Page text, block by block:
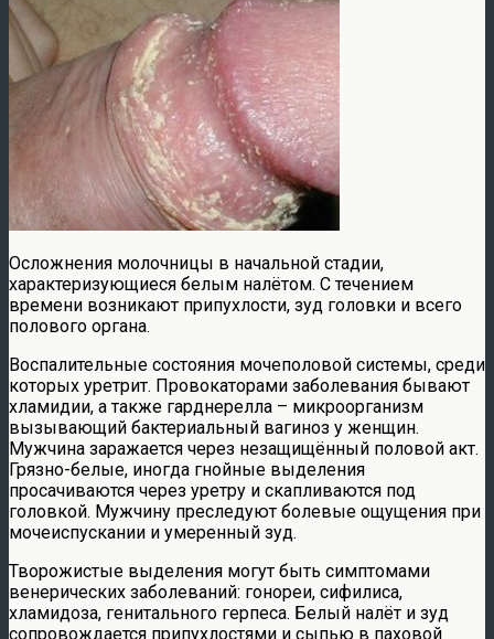
Осложнения молочницы в начальной стадии,
характеризующиеся белым налётом. С течением
времени возникают припухлости, зуд головки и всего
полового органа.
Воспалительные состояния мочеполовой системы, среди
которых уретрит. Провокаторами заболевания бывают
хламидии, а также гарднерелла – микроорганизм
вызывающий бактериальный вагиноз у женщин.
Мужчина заражается через незащищённый половой акт.
Грязно-белые, иногда гнойные выделения
просачиваются через уретру и скапливаются под
головкой. Мужчину преследуют болевые ощущения при
мочеиспускании и умеренный зуд.
Творожистые выделения могут быть симптомами
венерических заболеваний: гонореи, сифилиса,
хламидоза, генитального герпеса. Белый налёт и зуд
сопровождается припухлостями и сыпью в паховой